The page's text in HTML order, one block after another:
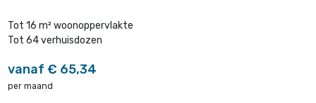
Tot 16 m² woonoppervlakte
Tot 64 verhuisdozen
vanaf € 65,34
per maand